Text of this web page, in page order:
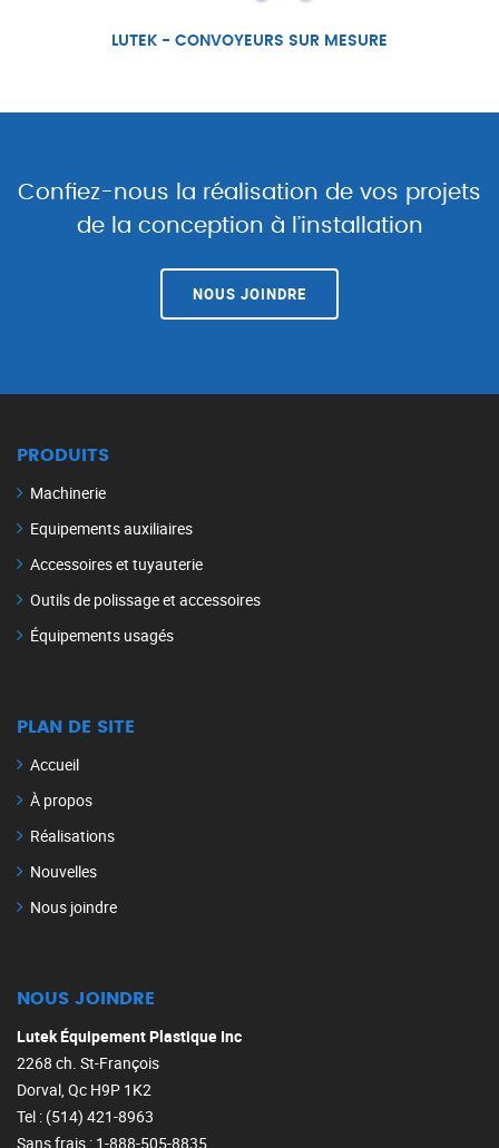
LUTEK - CONVOYEURS SUR MESURE
Confiez-nous la réalisation de vos projets
de la conception à l’installation
NOUS JOINDRE
PRODUITS
Machinerie
Equipements auxiliaires
Accessoires et tuyauterie
Outils de polissage et accessoires
Équipements usagés
PLAN DE SITE
Accueil
À propos
Réalisations
Nouvelles
Nous joindre
NOUS JOINDRE
Lutek Équipement Plastique Inc
2268 ch. St-François
Dorval, Qc H9P 1K2
Tel : (514) 421-8963
Sans frais : 1-888-505-8835‎